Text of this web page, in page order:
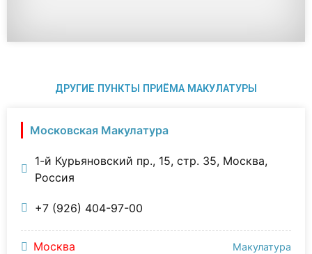
ДРУГИЕ ПУНКТЫ ПРИЁМА МАКУЛАТУРЫ
Московская Макулатура
1-й Курьяновский пр., 15, стр. 35, Москва,
Россия
+7 (926) 404-97-00
Москва Макулатура